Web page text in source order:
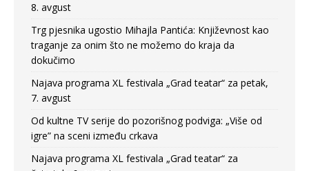
8. avgust
Trg pjesnika ugostio Mihajla Pantića: Književnost kao
traganje za onim što ne možemo do kraja da
dokučimo
Najava programa XL festivala „Grad teatar“ za petak,
7. avgust
Od kultne TV serije do pozorišnog podviga: „Više od
igre” na sceni između crkava
Najava programa XL festivala „Grad teatar“ za